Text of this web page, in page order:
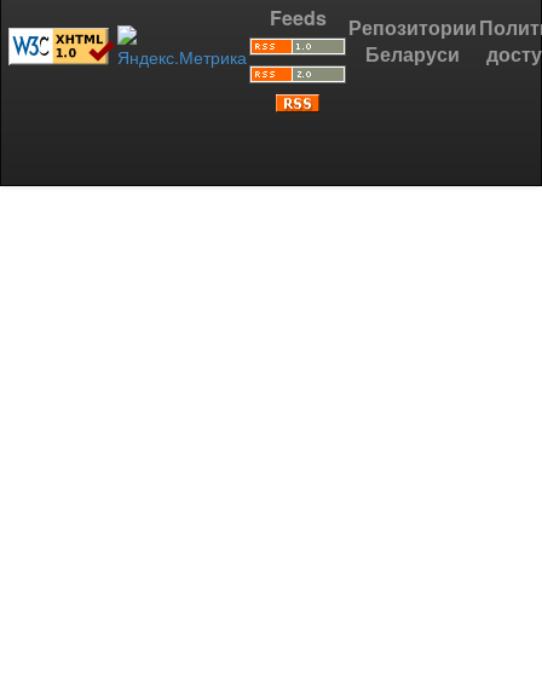
Feeds
Репозитории
Беларуси